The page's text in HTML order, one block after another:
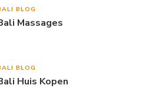
BLOG
Massages
BLOG
Huis Kopen